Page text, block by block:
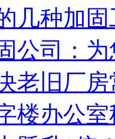
几种加
公司：
老旧厂
楼办公